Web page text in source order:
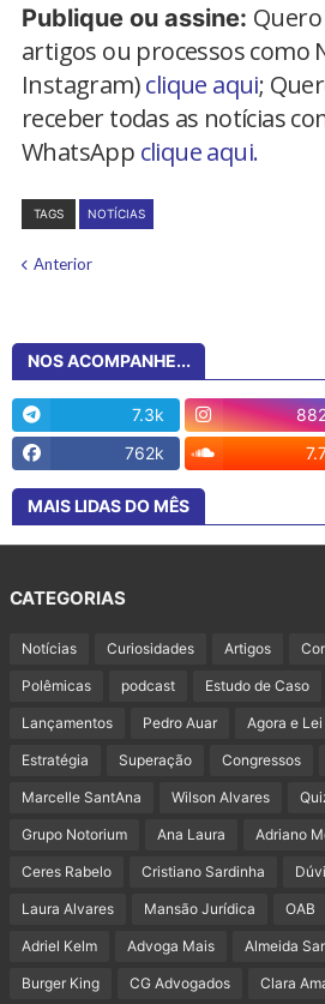
Publique ou assine:
artigos ou processos como
Instagram)clique aqui;
receber todas as notícias
WhatsApp clique aqui.
TAGS NOTÍCIAS
Anterior
NOS ACOMPANHE...
7.3k
762k
MAIS LIDAS DO MÊS
CATEGORIAS
Notícias Curiosidades Artigos
Polêmicas podcast Estudo de Caso
Lançamentos Pedro Auar Agora e Lei
Estratégia Superação Congressos
Marcelle SantAna Wilson Alvares
Grupo Notorium Ana Laura Adriano
Ceres Rabelo Cristiano Sardinha
Laura Alvares Mansão Jurídica OAB
Adriel Kelm Advoga Mais Almeida
Burger King CG Advogados Clara